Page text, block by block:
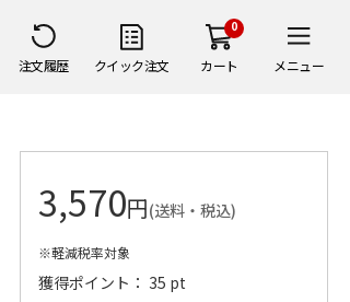
注文履歴 クイック注文
0
カート メニュー
3,570円(送料・税込)
※軽減税率対象
獲得ポイント： 35 pt